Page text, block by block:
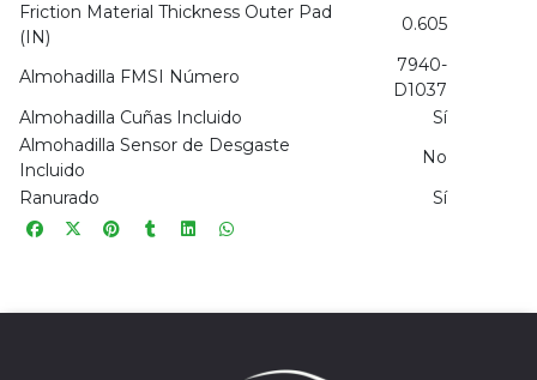
Friction Material Thickness Outer Pad
(IN)
0.605
Almohadilla FMSI Número
7940-
D1037
Almohadilla Cuñas Incluido
Sí
Almohadilla Sensor de Desgaste
Incluido
No
Ranurado
Sí